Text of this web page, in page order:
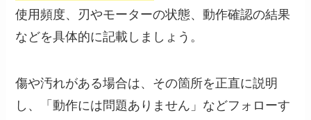
使用頻度、刃やモーターの状態、動作確認の結果
などを具体的に記載しましょう。
傷や汚れがある場合は、その箇所を正直に説明
し、「動作には問題ありません」などフォローす